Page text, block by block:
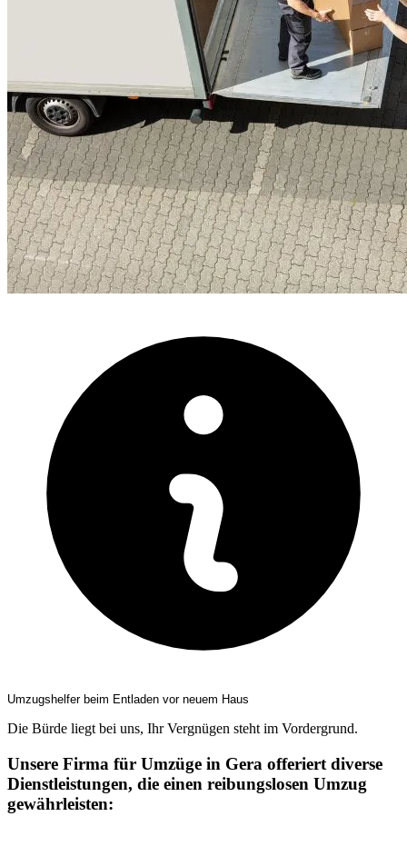
Umzugshelfer beim Entladen vor neuem Haus
Die Bürde liegt bei uns, Ihr Vergnügen steht im Vordergrund.
Unsere Firma für Umzüge in Gera offeriert diverse
Dienstleistungen, die einen reibungslosen Umzug
gewährleisten: